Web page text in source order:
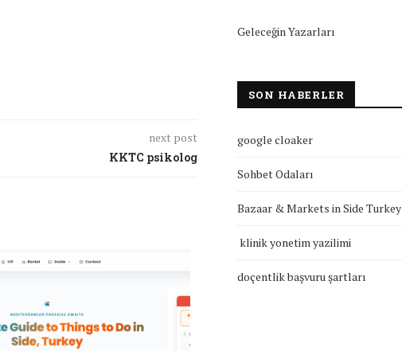
next post
KKTC psikolog
Geleceğin Yazarları
SON HABERLER
google cloaker
Sohbet Odaları
Bazaar & Markets in Side Turkey
klinik yonetim yazilimi
doçentlik başvuru şartları